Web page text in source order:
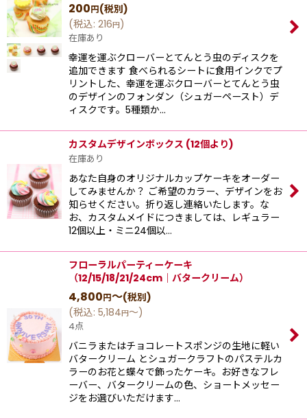
200円(税別)
(税込: 216円)
在庫あり
幸運を運ぶクローバーとてんとう虫のディスクを
追加できます 食べられるシートに食用インクでプ
リントした、幸運を運ぶクローバーとてんとう虫
のデザインのフォンダン（シュガーペースト）デ
ィスクです。5種類か…
カスタムデザインボックス (12個より)
在庫あり
あなた自身のオリジナルカップケーキをオーダー
してみませんか？ ご希望のカラー、デザインをお
知らせください。折り返し連絡いたします。な
お、カスタムメイドにつきましては、レギュラー
12個以上・ミニ24個以…
フローラルパーティーケーキ
（12/15/18/21/24cm｜バタークリーム）
4,800円～(税別)
(税込: 5,184円～)
4点
バニラまたはチョコレートスポンジの生地に軽い
バタークリーム とシュガークラフトのパステルカ
ラーのお花と蝶々で飾ったケーキ。お好きなフレ
ーバー、バタークリームの色、ショートメッセー
ジをお選びいただけます…